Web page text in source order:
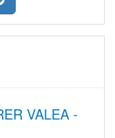
VALEA -